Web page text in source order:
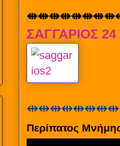
ΣΑΓΓΑΡΙΟΣ 24
Περίπατος